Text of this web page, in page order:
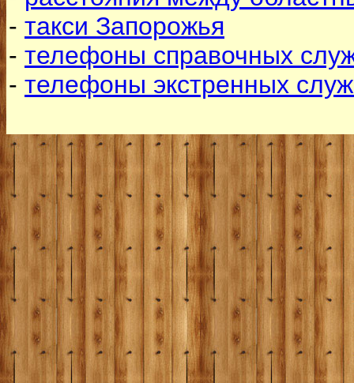
- такси Запорожья
- телефоны справочных
- телефоны экстренных